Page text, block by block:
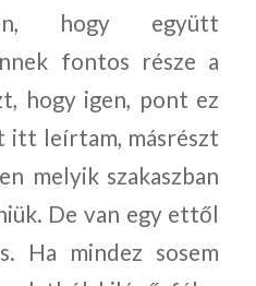
hogy együtt
fontos része a
hogy igen, pont ez
itt leírtam, másrészt
melyik szakaszban
De van egy ettől
Ha mindez sosem